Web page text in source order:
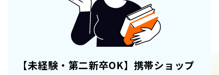
【未経験・第二新卒OK】携帯ショップ